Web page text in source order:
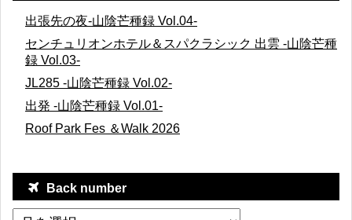
出張先の夜-山陰芒種録 Vol.04-
センチュリオンホテル＆スパクラシック 出雲 -山陰芒種
録 Vol.03-
JL285 -山陰芒種録 Vol.02-
出発 -山陰芒種録 Vol.01-
Roof Park Fes ＆Walk 2026
Back number